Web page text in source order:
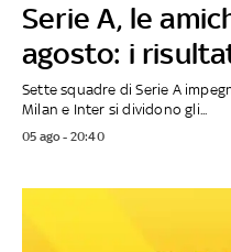
Serie A, le
agosto: i
Sette squadre di Serie A
Milan e Inter si dividono gli...
05 ago - 20:40